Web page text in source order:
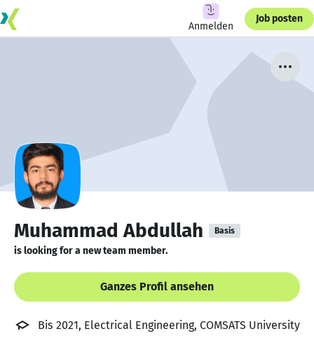
Anmelden
Job posten
Muhammad Abdullah Basis
is looking for a new team member.
Ganzes Profil ansehen
Bis 2021, Electrical Engineering, COMSATS University